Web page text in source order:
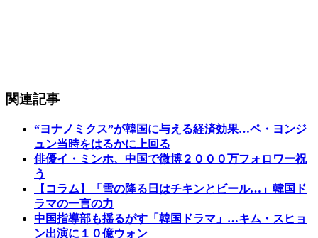
関連記事
“ヨナノミクス”が韓国に与える経済効果…ペ・ヨンジ
ュン当時をはるかに上回る
俳優イ・ミンホ、中国で微博２０００万フォロワー祝
う
【コラム】「雪の降る日はチキンとビール…」韓国ド
ラマの一言の力
中国指導部も揺るがす「韓国ドラマ」…キム・スヒョ
ン出演に１０億ウォン